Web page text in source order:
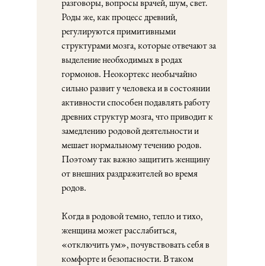
разговоры, вопросы врачей, шум, свет.
Роды же, как процесс древний,
регулируются примитивными
структурами мозга, которые отвечают за
выделение необходимых в родах
гормонов. Неокортекс необычайно
сильно развит у человека и в состоянии
активности способен подавлять работу
древних структур мозга, что приводит к
замедлению родовой деятельности и
мешает нормальному течению родов.
Поэтому так важно защитить женщину
от внешних раздражителей во время
родов.
Когда в родовой темно, тепло и тихо,
женщина может расслабиться,
«отключить ум», почувствовать себя в
комфорте и безопасности. В таком